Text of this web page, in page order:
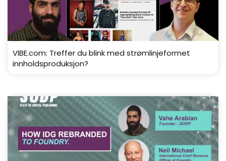
VIBE.com: Treffer du blink med strømlinjeformet
innholdsproduksjon?